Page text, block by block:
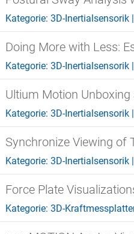
Kategorie: 3D-Inertialsensorik|
Doing More with Less:
Kategorie: 3D-Inertialsensorik|
Ultium Motion
Kategorie: 3D-Inertialsensorik|
Synchronize Viewing of
Kategorie: 3D-Inertialsensorik|
Force Plate
Kategorie: 3D-